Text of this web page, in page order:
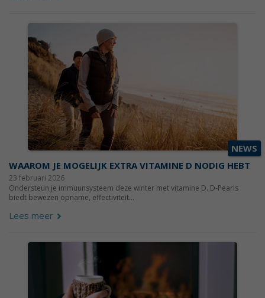
NEWS
WAAROM JE MOGELIJK EXTRA VITAMINE D NODIG HEBT
23 februari 2026
Ondersteun je immuunsysteem deze winter met vitamine D. D-Pearls
biedt bewezen opname, effectiviteit...
Lees meer